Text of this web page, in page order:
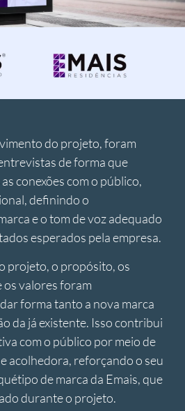
do projeto, foram
de forma que
conexões com o público,
definindo o
e o tom de voz adequado
esperados pela empresa.
projeto, o propósito, os
os valores foram
forma tanto a nova marca
da já existente. Isso contribui
com o público por meio de
acolhedora, reforçando o seu
de marca da Emais, que
durante o projeto.